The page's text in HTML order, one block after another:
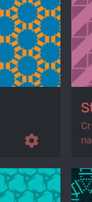
settings